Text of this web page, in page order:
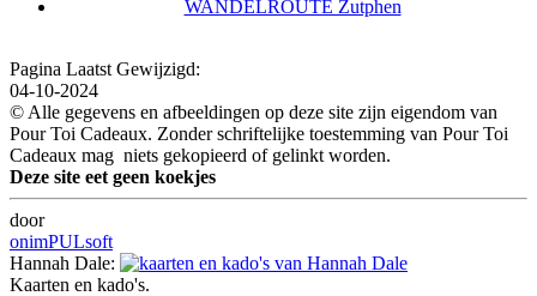
WANDELROUTE Zutphen
Pagina Laatst Gewijzigd:
04-10-2024
© Alle gegevens en afbeeldingen op deze site zijn eigendom van
Pour Toi Cadeaux. Zonder schriftelijke toestemming van Pour Toi
Cadeaux mag niets gekopieerd of gelinkt worden.
Deze site eet geen koekjes
door
onimPULsoft
Hannah Dale:
Kaarten en kado's.